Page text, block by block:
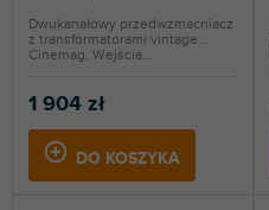
1 904 zł
DO KOSZYKA
Dwukanałowy przedwzmacniacz
z transformatorami vintage
Cinemag. Wejścia...